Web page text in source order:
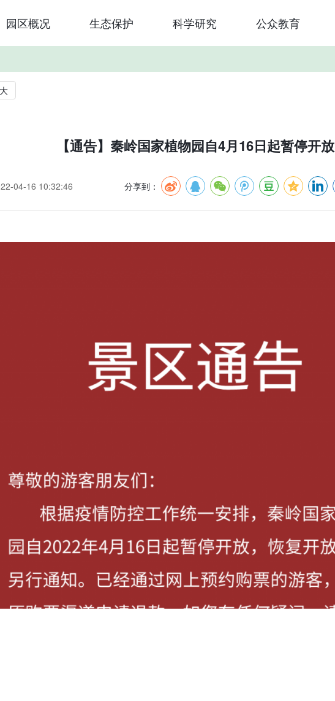
园区概况 生态保护 科学研究 公众教育
【通告】秦岭国家植物园自4月16日起暂停开放
04-16 10:32:46 分享到：